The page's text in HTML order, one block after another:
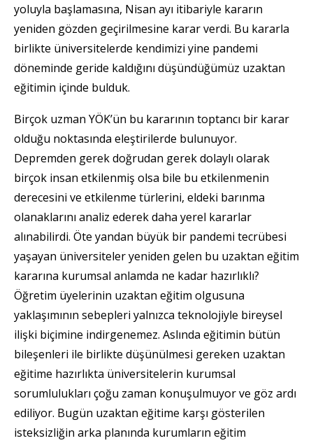
yoluyla başlamasına, Nisan ayı itibariyle kararın
yeniden gözden geçirilmesine karar verdi. Bu kararla
birlikte üniversitelerde kendimizi yine pandemi
döneminde geride kaldığını düşündüğümüz uzaktan
eğitimin içinde bulduk.
Birçok uzman YÖK’ün bu kararının toptancı bir karar
olduğu noktasında eleştirilerde bulunuyor.
Depremden gerek doğrudan gerek dolaylı olarak
birçok insan etkilenmiş olsa bile bu etkilenmenin
derecesini ve etkilenme türlerini, eldeki barınma
olanaklarını analiz ederek daha yerel kararlar
alınabilirdi. Öte yandan büyük bir pandemi tecrübesi
yaşayan üniversiteler yeniden gelen bu uzaktan eğitim
kararına kurumsal anlamda ne kadar hazırlıklı?
Öğretim üyelerinin uzaktan eğitim olgusuna
yaklaşımının sebepleri yalnızca teknolojiyle bireysel
ilişki biçimine indirgenemez. Aslında eğitimin bütün
bileşenleri ile birlikte düşünülmesi gereken uzaktan
eğitime hazırlıkta üniversitelerin kurumsal
sorumlulukları çoğu zaman konuşulmuyor ve göz ardı
ediliyor. Bugün uzaktan eğitime karşı gösterilen
isteksizliğin arka planında kurumların eğitim